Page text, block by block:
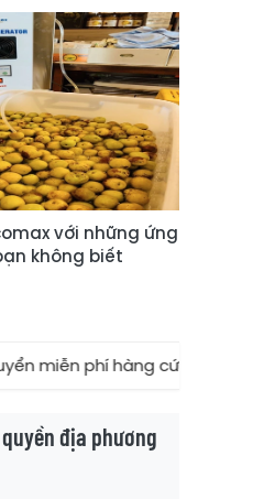
với những ứng
không biết
phí hàng cứu trợ tới 12 tỉnh/
địa phương